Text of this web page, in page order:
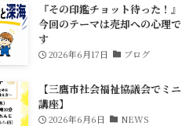
『その印鑑チョット待った！』
今回のテーマは売却への心理で
す
2026年6月17日 ブログ
【三鷹市社会福祉協議会でミニ
講座】
2026年6月6日 NEWS